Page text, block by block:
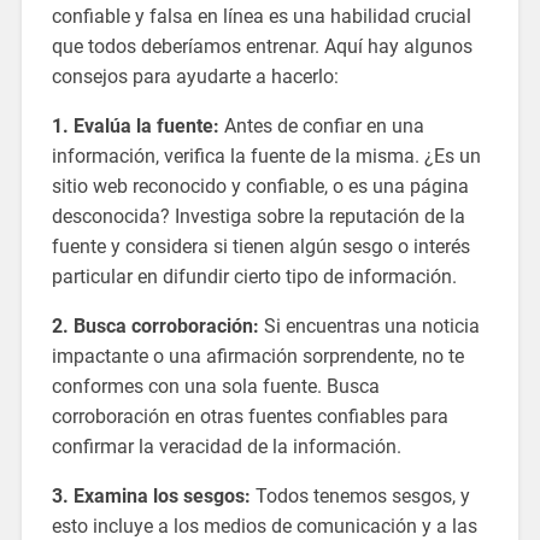
confiable y falsa en línea es una habilidad crucial
que todos deberíamos entrenar. Aquí hay algunos
consejos para ayudarte a hacerlo:
1. Evalúa la fuente: Antes de confiar en una
información, verifica la fuente de la misma. ¿Es un
sitio web reconocido y confiable, o es una página
desconocida? Investiga sobre la reputación de la
fuente y considera si tienen algún sesgo o interés
particular en difundir cierto tipo de información.
2. Busca corroboración: Si encuentras una noticia
impactante o una afirmación sorprendente, no te
conformes con una sola fuente. Busca
corroboración en otras fuentes confiables para
confirmar la veracidad de la información.
3. Examina los sesgos: Todos tenemos sesgos, y
esto incluye a los medios de comunicación y a las